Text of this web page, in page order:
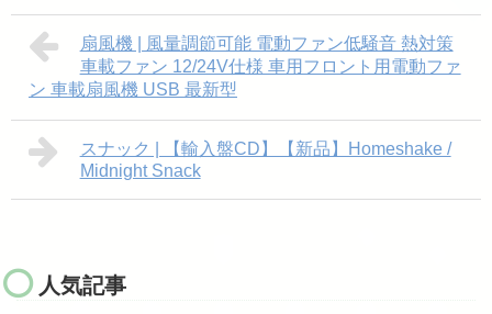
扇風機 | 風量調節可能 電動ファン低騒音 熱対策
車載ファン 12/24V仕様 車用フロント用電動ファ
ン 車載扇風機 USB 最新型
スナック | 【輸入盤CD】【新品】Homeshake /
Midnight Snack
人気記事